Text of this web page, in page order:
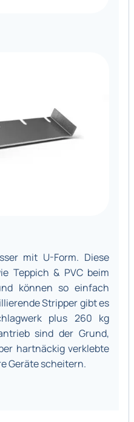
mit U-Form. Diese
Teppich & PVC beim
können so einfach
Stripper gibt es
plus 260 kg
sind der Grund,
hartnäckig verklebte
Geräte scheitern.